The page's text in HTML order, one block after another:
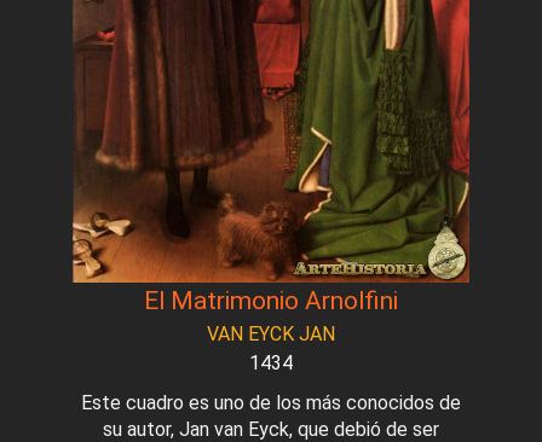
El Matrimonio Arnolfini
VAN EYCK JAN
1434
Este cuadro es uno de los más conocidos de
su autor, Jan van Eyck, que debió de ser